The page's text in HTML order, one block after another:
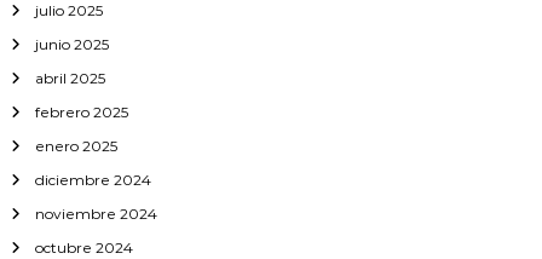
julio 2025
junio 2025
abril 2025
febrero 2025
enero 2025
diciembre 2024
noviembre 2024
octubre 2024